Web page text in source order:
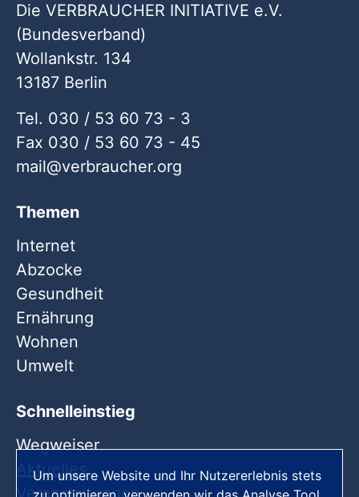
Die VERBRAUCHER INITIATIVE e.V.
(Bundesverband)
Wollankstr. 134
13187 Berlin
Tel. 030 / 53 60 73 - 3
Fax 030 / 53 60 73 - 45
mail
verbraucher org
Themen
Internet
Abzocke
Gesundheit
Ernährung
Wohnen
Umwelt
Schnelleinstieg
Wegweiser
Aktuelles
Veranstaltungen
Um unsere Website und Ihr Nutzererlebnis stets